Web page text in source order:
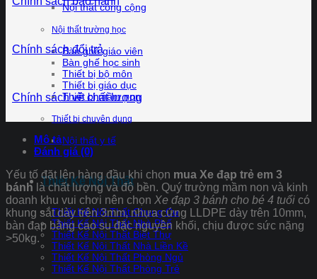
Nội thất công cộng
Nội thất trường học
Bàn ghế giáo viên
Bàn ghế học sinh
Thiết bị bộ môn
Thiết bị giáo dục
Thiết bị mầm non
Thiết bị chuyên dụng
Nội thất y tế
Thiết Kế Nội Thất
Thiết Kế Nội Thất Chung Cư
Thiết Kế Nội Thất Nhà Phố
Thiết Kế Nội Thất Biệt Thự
Thiết Kế Nội Thất Nhà Liền Kề
Thiết Kế Nội Thất Phòng Ngủ
Thiết Kế Nội Thất Phòng Trẻ
Chính sách đổi trả
Chính sách về chất lượng
Mô tả
Đánh giá (0)
Yếu tố đặt lên hàng đầu khi chọn mua Xe đạp trẻ em 3
bánh là chất lượng và độ bền. Quý trường mầm non và kinh
doanh khu vui chơi nên chọn Xe đạp 3 bánh cho bé 4 tuổi có
khung sắt dày trên 3mm, nhựa cứng LLDPE dày trên 10mm,
bàn đạp bằng cao su đặc nguyên khối, chịu được sức nặng
>50kg.